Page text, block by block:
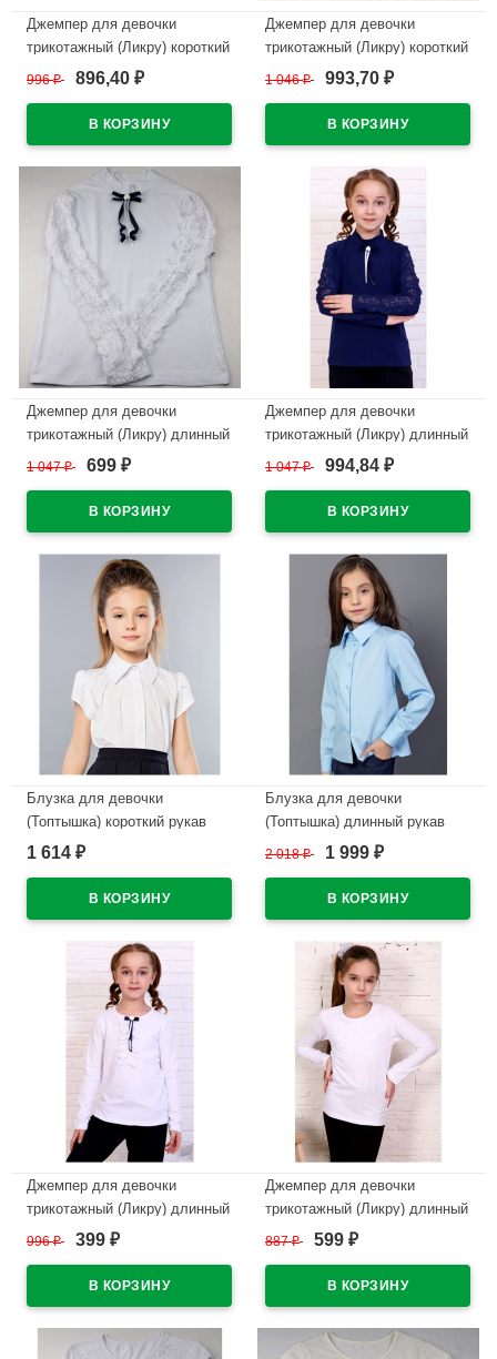
Джемпер для девочки
трикотажный (Ликру) короткий
рукав цвет белый арт.0228
32/128-42/164
996₽ 896,40 ₽
Джемпер для девочки
трикотажный (Ликру) короткий
рукав цвет белый арт.0224
1 046₽ 993,70 ₽
Джемпер для девочки
трикотажный (Ликру) длинный
рукав цвет белый арт.0223
32/128-40/158
1 047₽ 699 ₽
Джемпер для девочки
трикотажный (Ликру) длинный
рукав цвет темно-синий
размерный ряд 32/128-40/158
1 047₽ 994,84 ₽
Блузка для девочки
(Топтышка) короткий рукав
цвет белый арт.5113
1 614 ₽
Блузка для девочки
(Топтышка) длинный рукав
цвет голубой арт.5066
2 018₽ 1 999 ₽
Джемпер для девочки
трикотажный (Ликру) длинный
рукав цвет белый арт.0225
996₽ 399 ₽
Джемпер для девочки
трикотажный (Ликру) длинный
рукав цвет экрю арт.1135
32/128-40/158
887₽ 599 ₽